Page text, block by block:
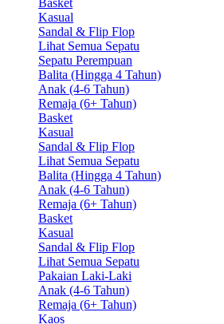
Kasual
Sandal & Flip Flop
Lihat Semua Sepatu
Sepatu Perempuan
Balita (Hingga 4 Tahun)
Anak (4-6 Tahun)
Remaja (6+ Tahun)
Basket
Kasual
Sandal & Flip Flop
Lihat Semua Sepatu
Balita (Hingga 4 Tahun)
Anak (4-6 Tahun)
Remaja (6+ Tahun)
Basket
Kasual
Sandal & Flip Flop
Lihat Semua Sepatu
Pakaian Laki-Laki
Anak (4-6 Tahun)
Remaja (6+ Tahun)
Kaos